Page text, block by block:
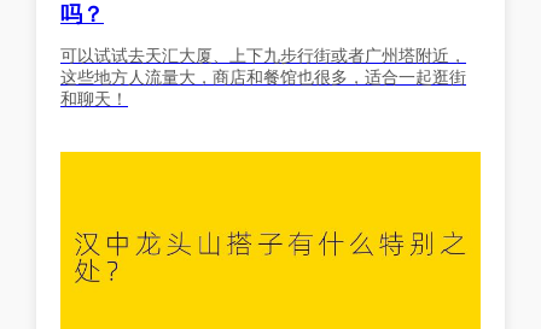
吗？
可以试试去天汇大厦、上下九步行街或者广州塔附近，
这些地方人流量大，商店和餐馆也很多，适合一起逛街
和聊天！